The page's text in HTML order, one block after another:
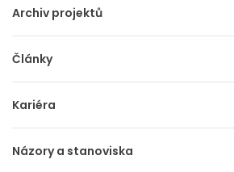
Archiv projektů
Články
Kariéra
Názory a stanoviska